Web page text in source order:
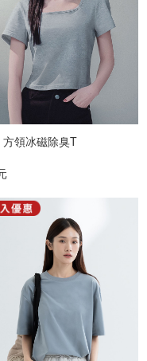
方領冰磁除臭T